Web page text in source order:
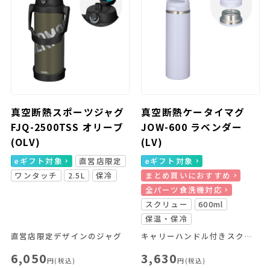
真空断熱スポーツジャグ
FJQ-2500TSS オリーブ
(OLV)
eギフト対象
直営店限定
ワンタッチ
2.5L 保冷
直営店限定デザインのジャグ
6,050円(税込)
真空断熱ケータイマグ
JOW-600 ラベンダー
(LV)
eギフト対象
まとめ買いにおすすめ
全パーツ食洗機対応
スクリュー
600ml
保温・保冷
キャリーハンドル付きスクリューマグ
3,630円(税込)